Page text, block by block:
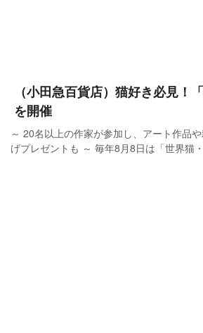
（小田急百貨店）猫好き必見！
を開催
～ 20名以上の作家が参加し、アート作品
げプレゼントも ～ 毎年8月8日は「世界猫